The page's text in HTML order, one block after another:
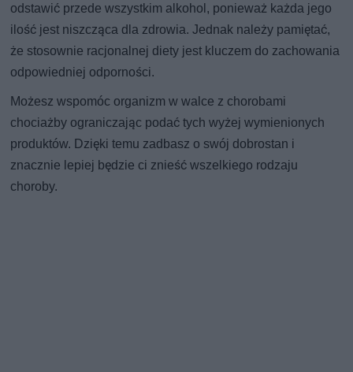
odstawić przede wszystkim alkohol, ponieważ każda jego
ilość jest niszcząca dla zdrowia. Jednak należy pamiętać,
że stosownie racjonalnej diety jest kluczem do zachowania
odpowiedniej odporności.
Możesz wspomóc organizm w walce z chorobami
chociażby ograniczając podać tych wyżej wymienionych
produktów. Dzięki temu zadbasz o swój dobrostan i
znacznie lepiej będzie ci znieść wszelkiego rodzaju
choroby.